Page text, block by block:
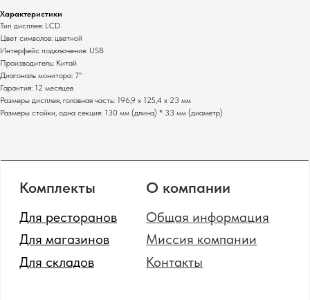
Характеристики
Тип дисплея: LCD
Цвет символов: цветной
Интерфейс подключения: USB
Производитель: Китай
Диагональ монитора: 7"
Гарантия: 12 месяцев
Размеры дисплея, головная часть: 196,9 х 125,4 х 23 мм
Размеры стойки, одна секция: 130 мм (длина) * 33 мм (диаметр)
Монтаж оборудования
Полный каталог оборудования
Настройка систем
Сервисное
обслуживание
POS-комплекты
Терминалы сбора данных
Фискальные регистраторы
Сканеры штрихкодов
Принтеры этикеток
Клавиатуры
Денежные ящики
Инфокиоски
Сайт от GetProSite
Прайс-чекеры
Меню-борды
сканеры штрихкодов